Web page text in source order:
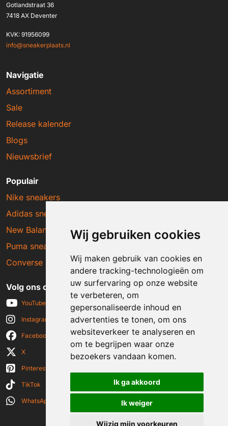
Wij gebruiken cookies
Wij maken gebruik van cookies en
andere tracking-technologieën om
uw surfervaring op onze website
te verbeteren, om
gepersonaliseerde inhoud en
advertenties te tonen, om ons
websiteverkeer te analyseren en
om te begrijpen waar onze
bezoekers vandaan komen.
Ik ga akkoord
Ik weiger
Wijzig mijn voorkeuren
Gotlandstraat 36
7418 AX Deventer
KVK: 91956099
info@sneakerplaats.nl
Navigatie
Assortiment
Sale
Release kalender
Blogs
Nieuwsbrief
Populair
Nike sneakers
Adidas sneakers
New Balance sneakers
Puma sneakers
Converse sneakers
Volg ons op social media
YouTube
Instagram
Facebook
X
Pinterest
TikTok
WhatsApp